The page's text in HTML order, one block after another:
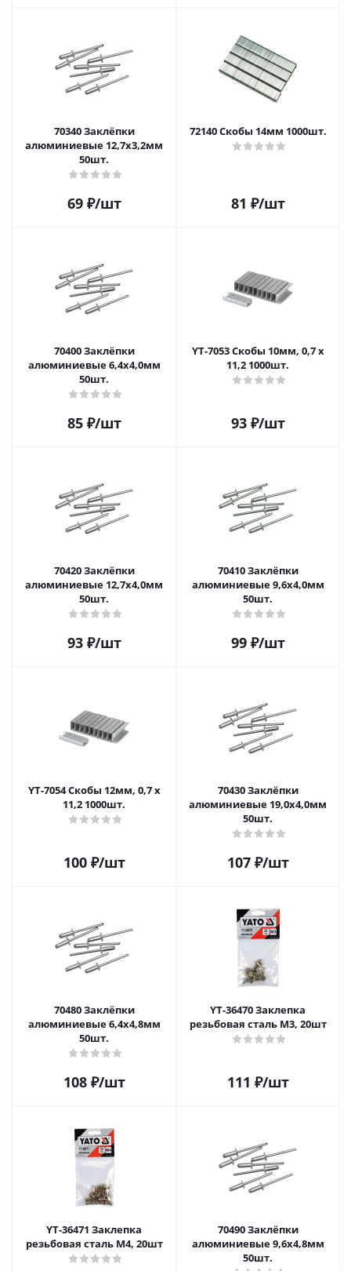
70340 Заклёпки
алюминиевые 12,7x3,2мм
50шт.
69₽/шт
72140 Скобы 14мм 1000шт.
81 ₽/шт
70400 Заклёпки
алюминиевые 6,4x4,0мм
50шт.
85₽/шт
YT-7053 Скобы 10мм, 0,7 х
11,2 1000шт.
93₽/шт
70420 Заклёпки
алюминиевые 12,7x4,0мм
50шт.
93₽/шт
70410 Заклёпки
алюминиевые 9,6x4,0мм
50шт.
99₽/шт
YT-7054 Скобы 12мм, 0,7 х
11,2 1000шт.
100₽/шт
70430 Заклёпки
алюминиевые 19,0x4,0мм
50шт.
107₽/шт
70480 Заклёпки
алюминиевые 6,4x4,8мм
50шт.
108₽/шт
YT-36470 Заклепка
резьбовая сталь М3, 20шт
111 ₽/шт
YT-36471 Заклепка
резьбовая сталь М4, 20шт
70490 Заклёпки
алюминиевые 9,6x4,8мм
50шт.